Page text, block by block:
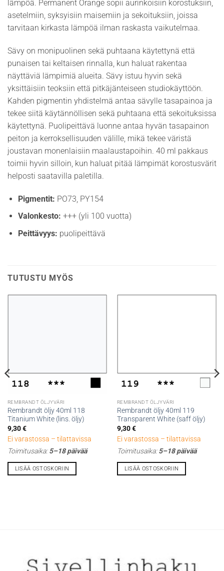
lämpöä. Permanent Orange sopii aurinkoisiin korostuksiin,
asetelmiin, syksyisiin maisemiin ja sekoituksiin, joissa
tarvitaan kirkasta lämpöä ilman raskasta vaikutelmaa.
Sävy on monipuolinen sekä puhtaana käytettynä että
punaisen tai keltaisen rinnalla, kun haluat rakentaa
näyttäviä lämpimiä alueita. Sävy istuu hyvin sekä
yksittäisiin teoksiin että pitkäjänteiseen studiokäyttöön.
Kahden pigmentin yhdistelmä antaa sävylle tasapainoa ja
tekee siitä käytännöllisen sekä puhtaana että sekoituksissa
käytettynä. Puolipeittävä luonne antaa hyvän tasapainon
peiton ja kerroksellisuuden välille, mikä tekee väristä
joustavan monenlaisiin maalaustapoihin. 40 ml pakkaus
toimii hyvin silloin, kun haluat pitää lämpimät korostusvärit
helposti saatavilla paletilla.
Pigmentit: PO73, PY154
Valonkesto: +++ (yli 100 vuotta)
Peittävyys: puolipeittävä
TUTUSTU MYÖS
REMBRANDT ÖLJYVÄRI
Rembrandt öljy 40ml 118
Titanium White (lins. öljy)
9,30€
Ei varastossa – tilattavissa
Toimitusaika:5–18 päivää
LISÄÄ OSTOSKORIIN
REMBRANDT ÖLJYVÄRI
Rembrandt öljy 40ml 119
Transparent White (saff öljy)
9,30€
Ei varastossa – tilattavissa
Toimitusaika:5–18 päivää
LISÄÄ OSTOSKORIIN